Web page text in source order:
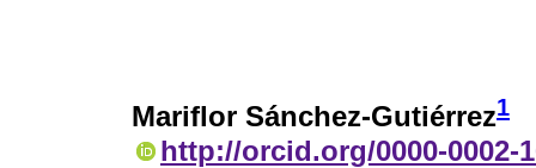
Mariflor Sánchez-Gutiérrez1
http://orcid.org/0000-0002-